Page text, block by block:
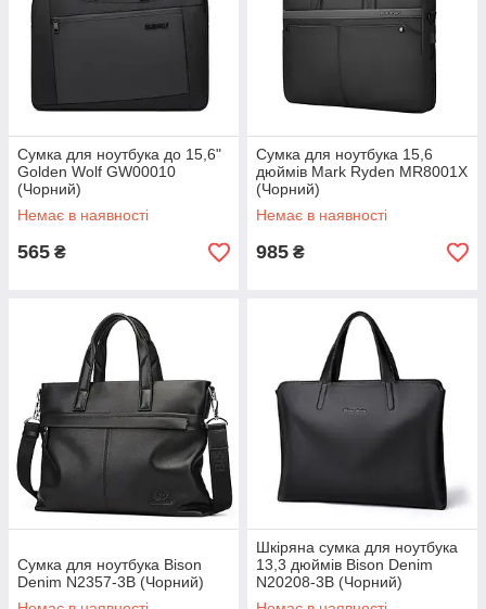
Сумка для ноутбука до 15,6"
Golden Wolf GW00010
(Чорний)
Немає в наявності
565 ₴
Сумка для ноутбука 15,6
дюймів Mark Ryden MR8001X
(Чорний)
Немає в наявності
985 ₴
Сумка для ноутбука Bison
Denim N2357-3B (Чорний)
Шкіряна сумка для ноутбука
13,3 дюймів Bison Denim
N20208-3B (Чорний)